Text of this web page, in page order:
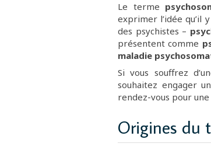
Le terme
exprimer l’idée qu’il
des psychistes –
présentent comme
maladie
Si vous souffrez
souhaitez engager
rendez-vous pour une
Origines du